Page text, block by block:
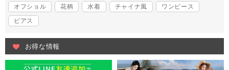
オフショル
花柄 水着 チャイナ風
ワンピース
ピアス
お得な情報